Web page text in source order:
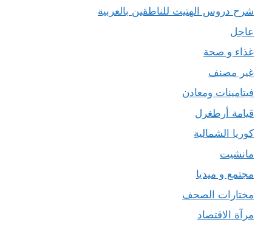
شرح دروس الهتيت للناطقين بالعربية
عاجل
غذاء و صحة
غير مصنف
فيتامينات ومعادن
قيامة أرطغرل
كوريا الشمالية
مانشيت
مجتمع و ميديا
مختارات الصحف
مرآة الاقتصاد